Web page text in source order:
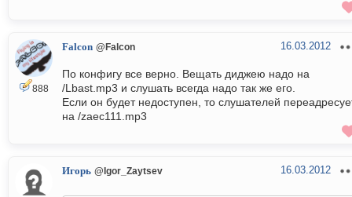
888
Falcon @Falcon 16.03.2012
По конфигу все верно. Вещать диджею надо на
/Lbast.mp3 и слушать всегда надо так же его.
Если он будет недоступен, то слушателей
на /zaec111.mp3
Игорь @Igor_Zaytsev 16.03.2012